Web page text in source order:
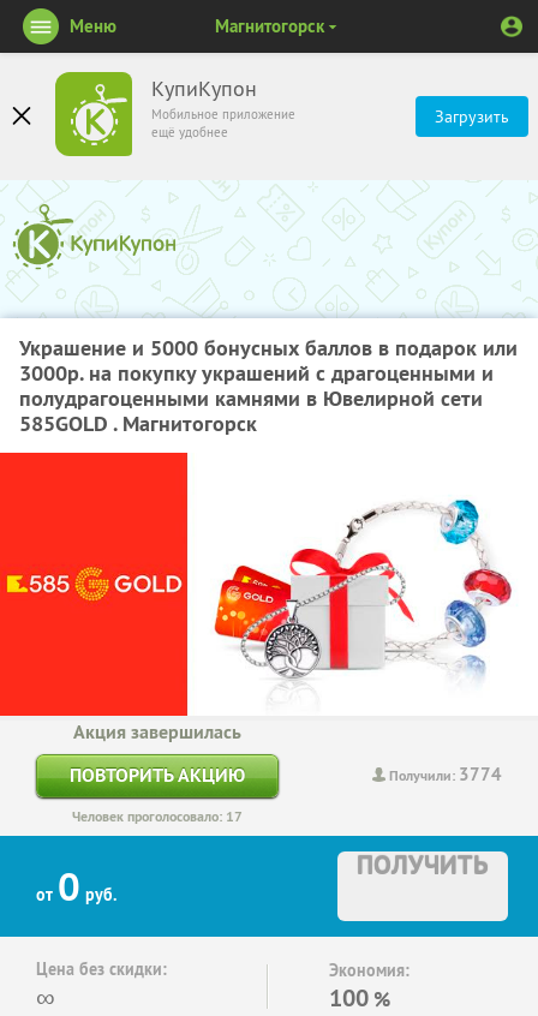
КупиКупон
Мобильное приложение
ещё удобнее
Загрузить
Меню Магнитогорск
Украшение​ ​и​ ​5000​ ​бонусных​ ​баллов​ ​в​ ​подарок​ ​или​
​3000р.​ ​на​ ​покупку​ ​украшений с​ ​драгоценными​ ​и​ ​
полудрагоценными​ ​камнями​ ​в​ ​Ювелирной сети
585GOLD . Магнитогорск
Получили: 3774
Акция завершилась
ПОВТОРИТЬ АКЦИЮ
Человек проголосовало: 17
от 0 руб.
ПОЛУЧИТЬ
Цена без скидки:
∞
Экономия:
100 %